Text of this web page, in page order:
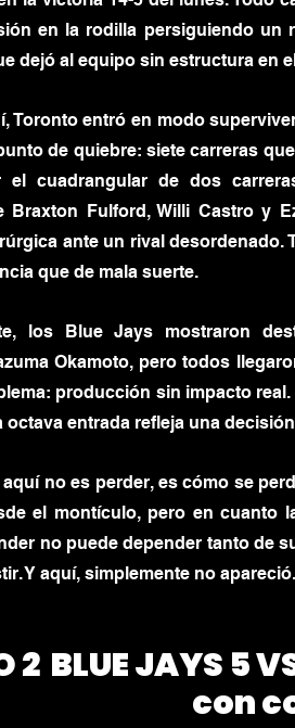
en la rodilla persiguiendo un
dejó al equipo sin estructura en
Toronto entró en modo
de quiebre: siete carreras
el cuadrangular de dos
Braxton Fulford, Willi Castro y
ante un rival desordenado.
que de mala suerte.
los Blue Jays mostraron
Okamoto, pero todos
producción sin impacto
octava entrada refleja una
no es perder, es cómo se
el montículo, pero en cuanto
no puede depender tanto de
Y aquí, simplemente no apareció.
2  BLUE JAYS 5
con